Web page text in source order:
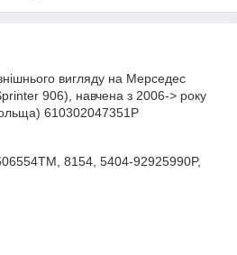
вигляду на Мерседес
906), навчена з 2006-> року
610302047351P
8154, 5404-92925990P,